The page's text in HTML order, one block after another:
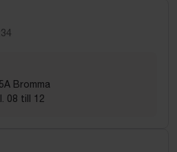
Bromma
08 till 12